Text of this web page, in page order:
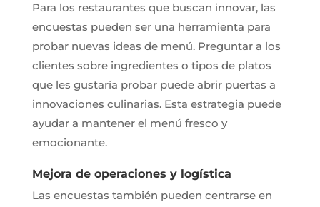
Para los restaurantes que buscan innovar, las
encuestas pueden ser una herramienta para
probar nuevas ideas de menú. Preguntar a los
clientes sobre ingredientes o tipos de platos
que les gustaría probar puede abrir puertas a
innovaciones culinarias. Esta estrategia puede
ayudar a mantener el menú fresco y
emocionante.
Mejora de operaciones y logística
Las encuestas también pueden centrarse en